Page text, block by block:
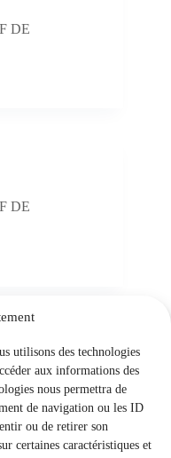
utilisons des technologies
aux informations des
nous permettra de
de navigation ou les ID
ou de retirer son
certaines caractéristiques et
DE
DE
DE BARAIZE